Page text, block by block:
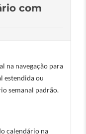
com
na navegação para
estendida ou
semanal padrão.
calendário na